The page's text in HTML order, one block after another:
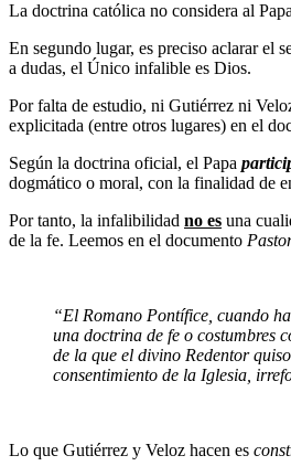
La doctrina católica no considera al
En segundo lugar, es preciso aclarar el
a dudas, el Único infalible es Dios.
Por falta de estudio, ni Gutiérrez ni
explicitada (entre otros lugares) en el
Según la doctrina oficial, el Papa
dogmático o moral, con la finalidad de
Por tanto, la infalibilidad no es una
de la fe. Leemos en el documento
“El Romano Pontífice, cuando
una doctrina de fe o costumbres
de la que el divino Redentor
consentimiento de la Iglesia,
Lo que Gutiérrez y Veloz hacen es